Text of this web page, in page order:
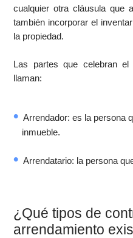
cualquier otra cláusula que
también incorporar el
la propiedad.
Las partes que celebran el
llaman:
Arrendador: es la persona
inmueble.
Arrendatario: la persona
¿Qué tipos de
arrendamiento